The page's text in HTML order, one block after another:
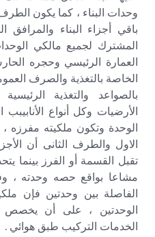
وحدات البناء ، كما يكون
باقي أجزاء البناء والمرافق
المشترك لجميع مالكي
العمارة الرئيسي وحجره
الخاصة بالتغذية والصرف
بالصواعد والتغذية
الأرضيات وكل أنواع
الوحدة وتكون ملكيته
الاول والطرف الثانى أن
تقبل القسمة أو الفرز بينما
مشاعا بواقع حصه وحدته ،
الفاصلة بين وحدتين فإن
الوحدتين ، على أن يخصص
الخدمات التركيب طبق هوائي .